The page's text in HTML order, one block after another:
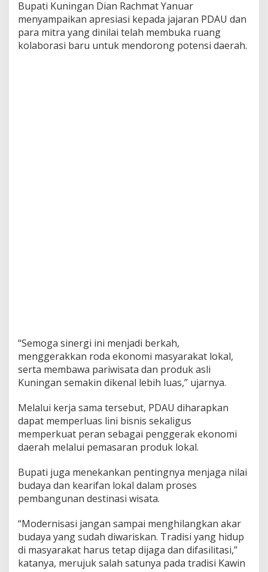
Bupati Kuningan Dian Rachmat Yanuar
menyampaikan apresiasi kepada jajaran PDAU dan
para mitra yang dinilai telah membuka ruang
kolaborasi baru untuk mendorong potensi daerah.
“Semoga sinergi ini menjadi berkah,
menggerakkan roda ekonomi masyarakat lokal,
serta membawa pariwisata dan produk asli
Kuningan semakin dikenal lebih luas,” ujarnya.
Melalui kerja sama tersebut, PDAU diharapkan
dapat memperluas lini bisnis sekaligus
memperkuat peran sebagai penggerak ekonomi
daerah melalui pemasaran produk lokal.
Bupati juga menekankan pentingnya menjaga nilai
budaya dan kearifan lokal dalam proses
pembangunan destinasi wisata.
“Modernisasi jangan sampai menghilangkan akar
budaya yang sudah diwariskan. Tradisi yang hidup
di masyarakat harus tetap dijaga dan difasilitasi,”
katanya, merujuk salah satunya pada tradisi Kawin